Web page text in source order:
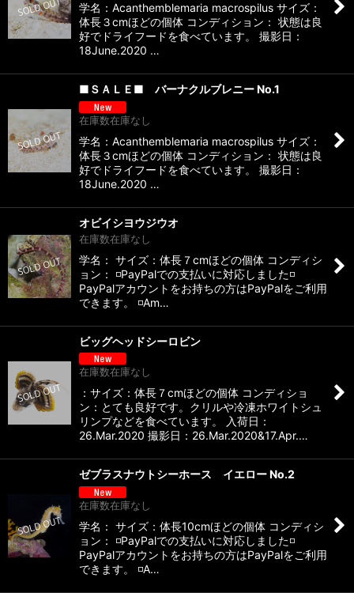
学名：Acanthemblemaria macrospilus サイズ：
体長３cmほどの個体 コンディション： 状態は良
好でドライフードを食べています。 撮影日：
18June.2020 …
■ＳＡＬＥ■ バーナクルブレニー No.1
在庫数在庫なし
学名：Acanthemblemaria macrospilus サイズ：
体長３cmほどの個体 コンディション： 状態は良
好でドライフードを食べています。 撮影日：
18June.2020 …
オビイシヨウジウオ
在庫数在庫なし
学名： サイズ：体長７cmほどの個体 コンディシ
ョン： ◽️PayPalでの支払いに対応しました◽️
PayPalアカウントをお持ちの方はPayPalをご利用
できます。 ◽️Am…
ビッグヘッドシーロビン
在庫数在庫なし
：サイズ：体長７cmほどの個体 コンディショ
ン：とても良好です。クリルや冷凍ホワイトシュ
リンプなどを食べています。 入荷日：
26.Mar.2020 撮影日：26.Mar.2020&17.Apr.…
ゼブラスナウトシーホース イエロー No.2
在庫数在庫なし
学名： サイズ：体長10cmほどの個体 コンディシ
ョン： ◽️PayPalでの支払いに対応しました◽️
PayPalアカウントをお持ちの方はPayPalをご利用
できます。 ◽️A…